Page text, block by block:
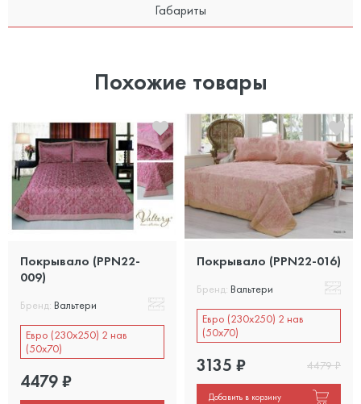
Габариты
Похожие товары
Покрывало (PPN22-
009)
Бренд: Вальтери
Евро (230х250) 2 нав
(50х70)
4479₽
Покрывало (PPN22-016)
Бренд: Вальтери
Евро (230х250) 2 нав
(50х70)
3135 ₽ 4479₽
Добавить в корзину